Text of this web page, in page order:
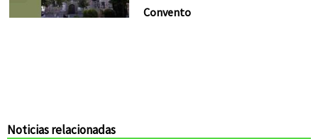
Convento
Noticias relacionadas